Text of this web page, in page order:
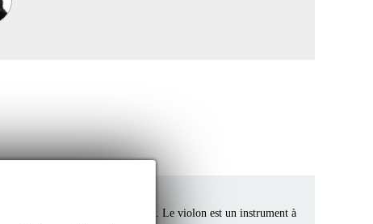
et différentes formes de jazz. Le violon est un instrument à